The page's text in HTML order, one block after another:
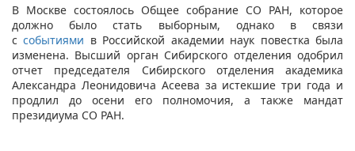
В Москве состоялось Общее собрание СО РАН, которое
должно было стать выборным, однако в связи
ссобытиями в Российской академии наук повестка была
изменена. Высший орган Сибирского отделения одобрил
отчет председателя Сибирского отделения академика
Александра Леонидовича Асеева за истекшие три года и
продлил до осени его полномочия, а также мандат
президиума СО РАН.